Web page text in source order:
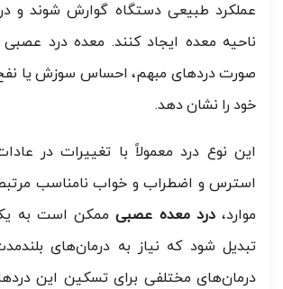
عملکرد طبیعی دستگاه گوارش شوند و
ناحیه معده ایجاد کنند. معده درد
صورت دردهای مبهم، احساس سوزش یا
خود را نشان دهد.
این نوع درد معمولاً با تغییرات در
استرس و اضطراب و خواب نامناسب
موارد،درد معده عصبیممکن است به
تبدیل شود که نیاز به درمان‌های
درمان‌های مختلفی برای تسکین این